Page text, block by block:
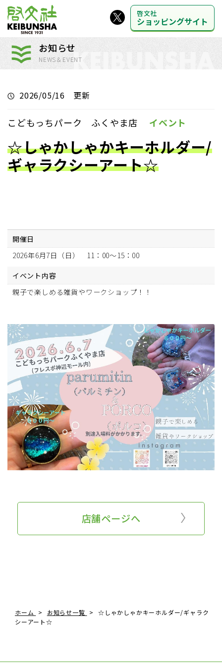
啓文社
ショッピングサイト
お知らせ
NEWS＆EVENT
2026/05/16 更新
こどもっちパーク ふくやま店 イベント
☆しゃかしゃかキーホルダー/
ギャラクシーアート☆
開催日
2026年6月7日（日） 11：00～15：00
イベント内容
親子で楽しめる雑貨やワークショップ！！
店舗ページへ
ホーム お知らせ一覧
☆しゃかしゃかキーホルダー/ギャラク
シーアート☆